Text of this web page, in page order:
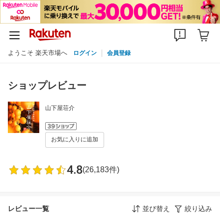
ようこそ 楽天市場へ ログイン 会員登録
ショップレビュー
山下屋荘介
お気に入りに追加
4.8(26,183件)
レビュー一覧 並び替え 絞り込み